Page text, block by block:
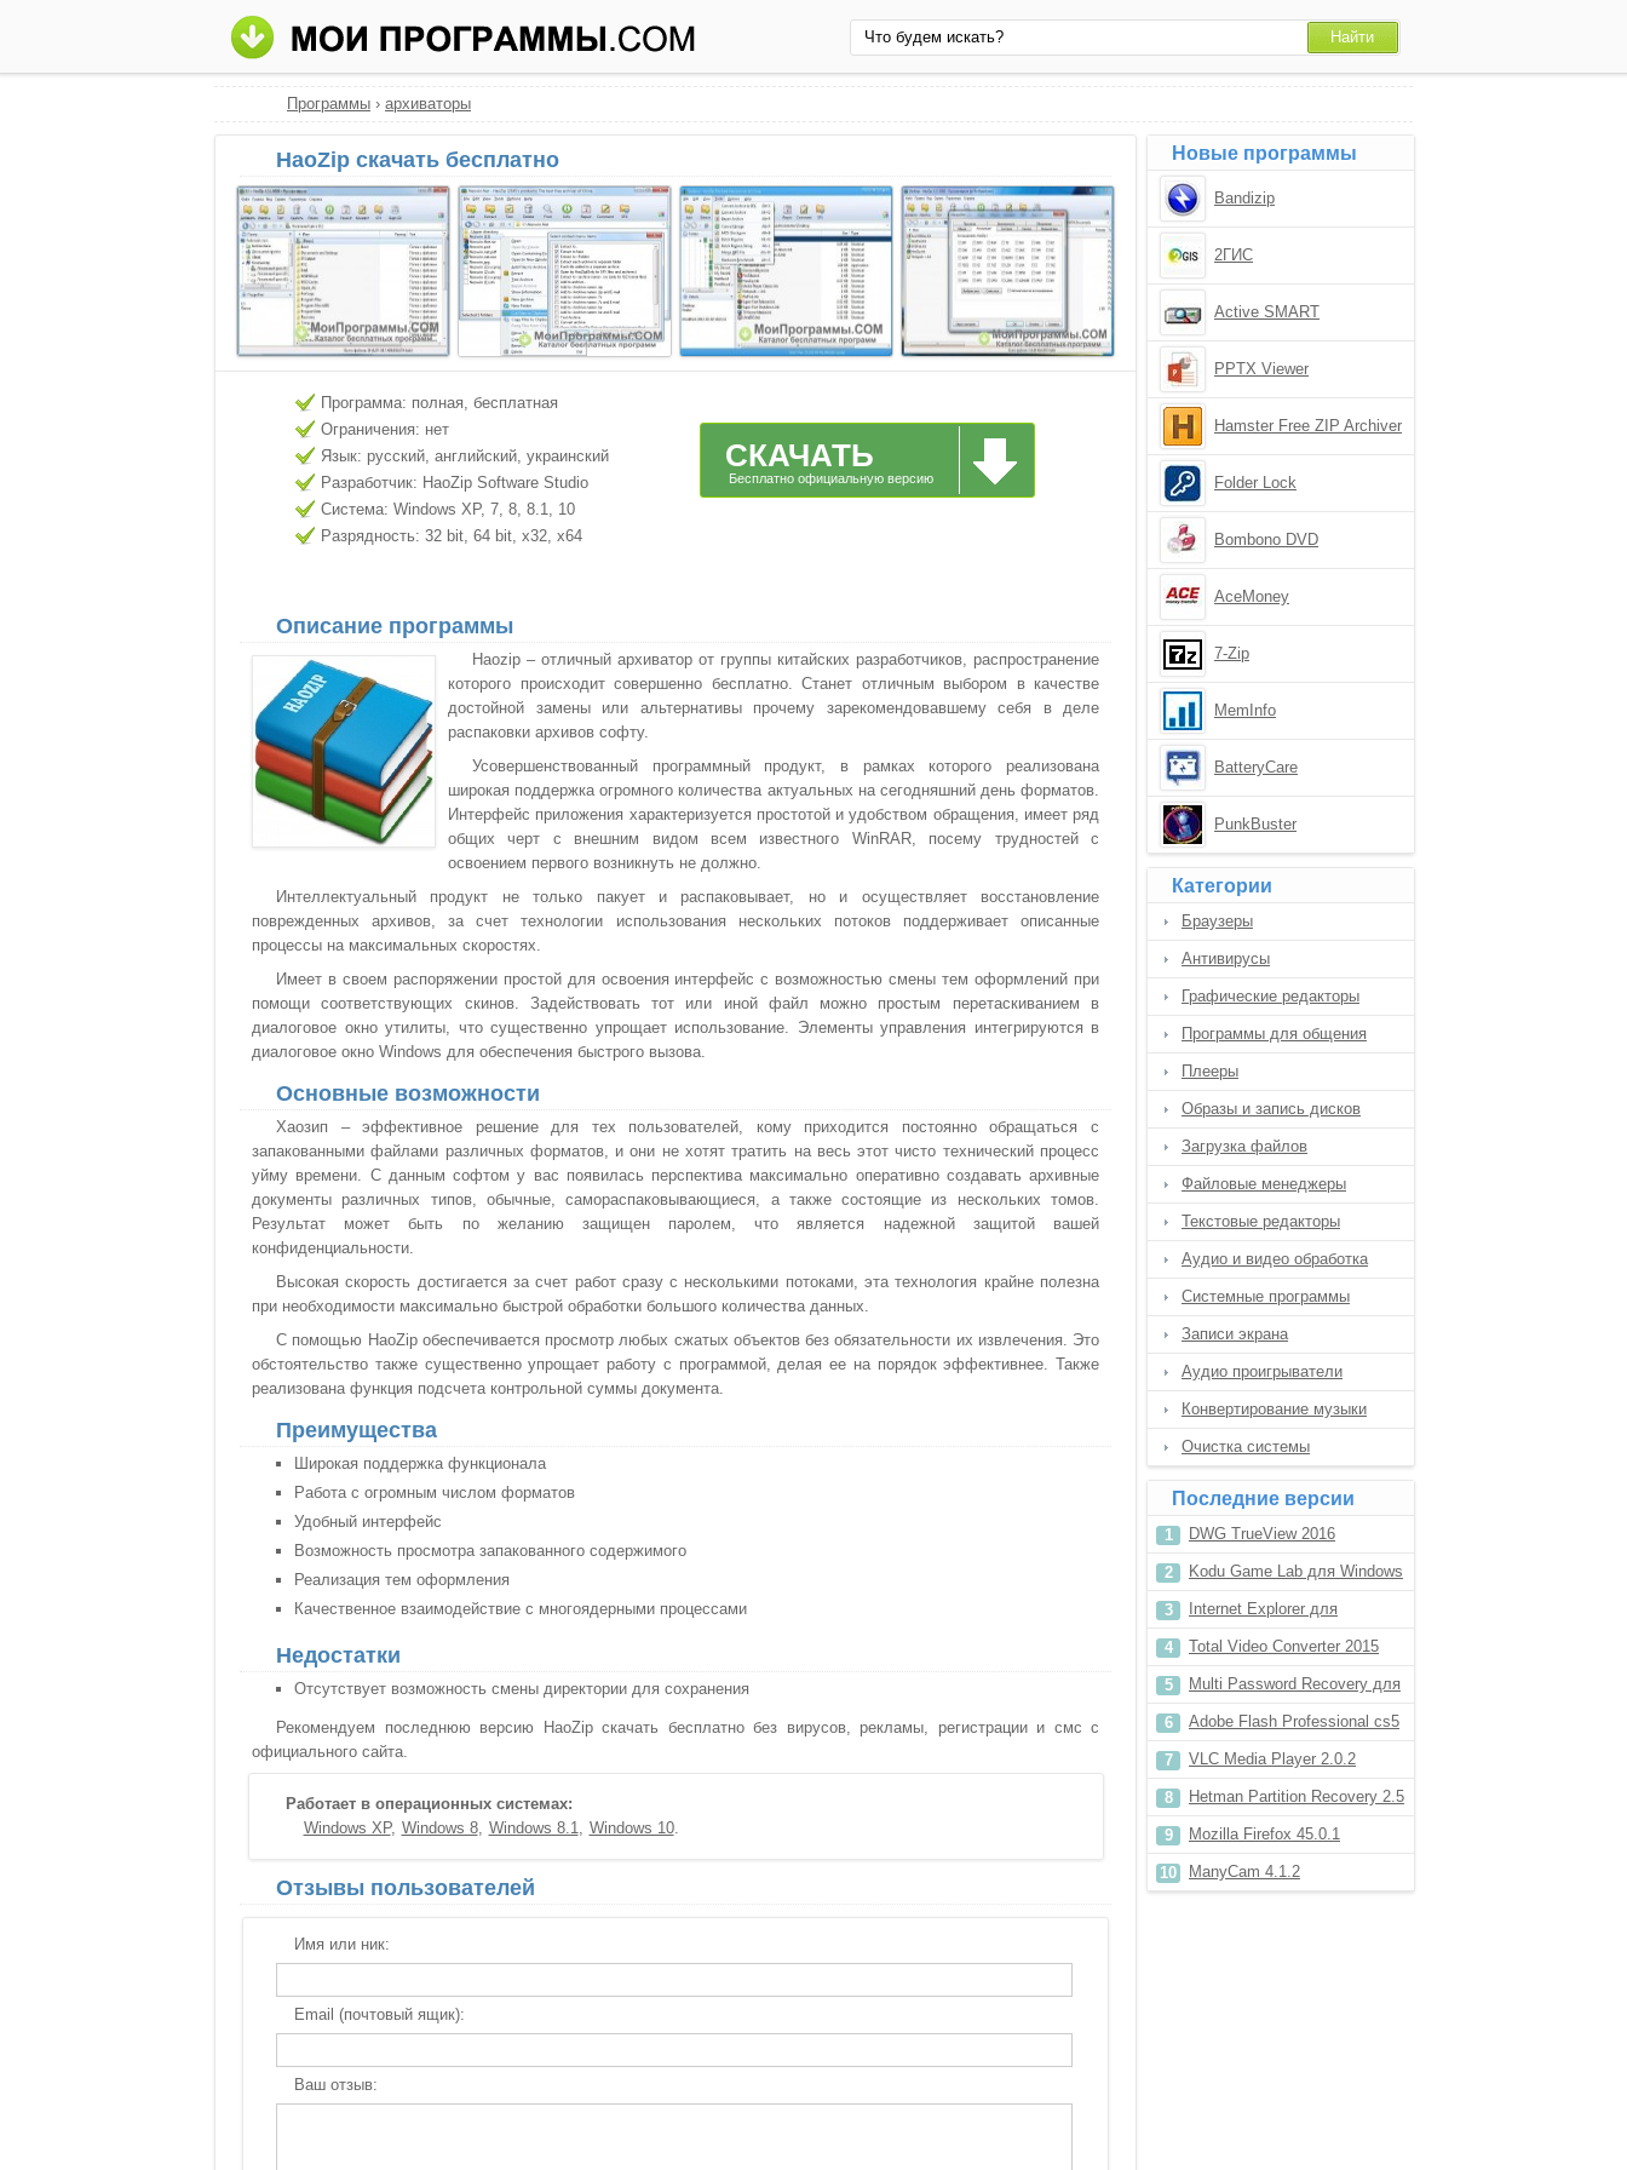
Программы › архиваторы
HaoZip скачать бесплатно
Программа: полная, бесплатная
Ограничения: нет
Язык: русский, английский, украинский
Разработчик: HaoZip Software Studio
Система: Windows XP, 7, 8, 8.1, 10
Разрядность: 32 bit, 64 bit, x32, x64
СКАЧАТЬ
Бесплатно официальную версию
Описание программы
Haozip – отличный архиватор от группы китайских разработчиков, распространение
которого происходит совершенно бесплатно. Станет отличным выбором в качестве
достойной замены или альтернативы прочему зарекомендовавшему себя в деле
распаковки архивов софту.
Усовершенствованный программный продукт, в рамках которого реализована
широкая поддержка огромного количества актуальных на сегодняшний день форматов.
Интерфейс приложения характеризуется простотой и удобством обращения, имеет ряд
общих черт с внешним видом всем известного WinRAR, посему трудностей с
освоением первого возникнуть не должно.
Интеллектуальный продукт не только пакует и распаковывает, но и осуществляет восстановление
поврежденных архивов, за счет технологии использования нескольких потоков поддерживает описанные
процессы на максимальных скоростях.
Имеет в своем распоряжении простой для освоения интерфейс с возможностью смены тем оформлений при
помощи соответствующих скинов. Задействовать тот или иной файл можно простым перетаскиванием в
диалоговое окно утилиты, что существенно упрощает использование. Элементы управления интегрируются в
диалоговое окно Windows для обеспечения быстрого вызова.
Основные возможности
Хаозип – эффективное решение для тех пользователей, кому приходится постоянно обращаться с
запакованными файлами различных форматов, и они не хотят тратить на весь этот чисто технический процесс
уйму времени. С данным софтом у вас появилась перспектива максимально оперативно создавать архивные
документы различных типов, обычные, самораспаковывающиеся, а также состоящие из нескольких томов.
Результат может быть по желанию защищен паролем, что является надежной защитой вашей
конфиденциальности.
Высокая скорость достигается за счет работ сразу с несколькими потоками, эта технология крайне полезна
при необходимости максимально быстрой обработки большого количества данных.
С помощью HaoZip обеспечивается просмотр любых сжатых объектов без обязательности их извлечения. Это
обстоятельство также существенно упрощает работу с программой, делая ее на порядок эффективнее. Также
реализована функция подсчета контрольной суммы документа.
Преимущества
Широкая поддержка функционала
Работа с огромным числом форматов
Удобный интерфейс
Возможность просмотра запакованного содержимого
Реализация тем оформления
Качественное взаимодействие с многоядерными процессами
Недостатки
Отсутствует возможность смены директории для сохранения
Рекомендуем последнюю версию HaoZip скачать бесплатно без вирусов, рекламы, регистрации и смс с
официального сайта.
Работает в операционных системах:
Windows XP
Windows 8 Windows 8.1 Windows 10
Отзывы пользователей
Имя или ник:
Email (почтовый ящик):
Ваш отзыв:
Новые программы
Bandizip
2ГИС
Active SMART
PPTX Viewer
Hamster Free ZIP Archiver
Folder Lock
Bombono DVD
AceMoney
7-Zip
MemInfo
BatteryCare
PunkBuster
Категории
Браузеры
Антивирусы
Графические редакторы
Программы для общения
Плееры
Образы и запись дисков
Загрузка файлов
Файловые менеджеры
Текстовые редакторы
Аудио и видео обработка
Системные программы
Записи экрана
Аудио проигрыватели
Конвертирование музыки
Очистка системы
Последние версии
DWG TrueView 2016
Kodu Game Lab для Windows
7Internet Explorer для
компьютера
Total Video Converter 2015
Multi Password Recovery для
Windows 8
Adobe Flash Professional cs5
VLC Media Player 2.0.2
Hetman Partition Recovery 2.5
Mozilla Firefox 45.0.1
ManyCam 4.1.2